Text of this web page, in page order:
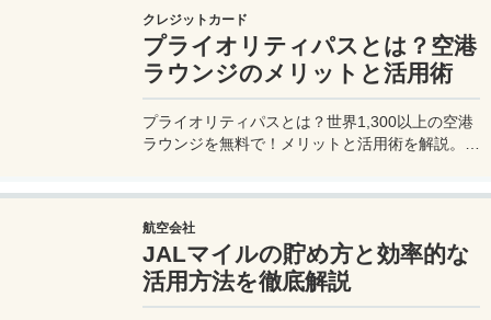
クレジットカード
プライオリティパスとは？空港
ラウンジのメリットと活用術
プライオリティパスとは？世界1,300以上の空港
ラウンジを無料で！メリットと活用術を解説。セ
航空会社
JALマイルの貯め方と効率的な
活用方法を徹底解説